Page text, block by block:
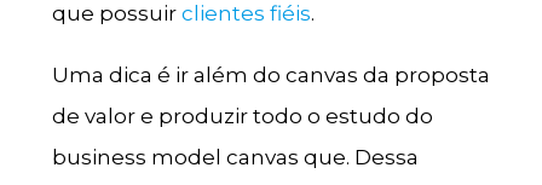
que possuir clientes fiéis.
Uma dica é ir além do canvas da proposta
de valor e produzir todo o estudo do
business model canvas que. Dessa